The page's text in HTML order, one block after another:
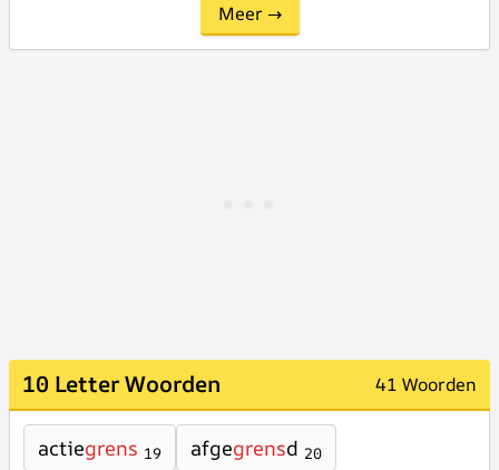
Meer →
10 Letter Woorden 41 Woorden
actiegrens 19 afgegrensd 20